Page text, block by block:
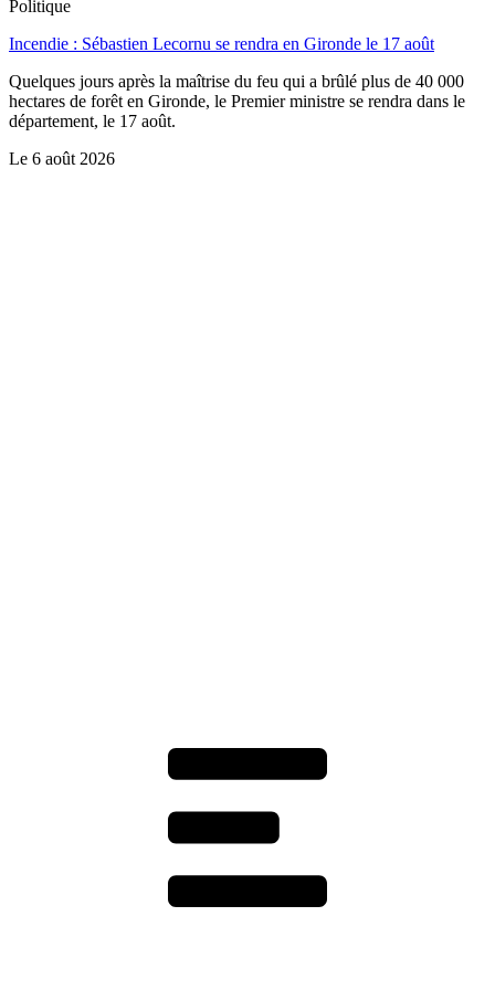
Politique
Incendie : Sébastien Lecornu se rendra en Gironde le 17 août
Quelques jours après la maîtrise du feu qui a brûlé plus de 40 000
hectares de forêt en Gironde, le Premier ministre se rendra dans le
département, le 17 août.
Le 6 août 2026